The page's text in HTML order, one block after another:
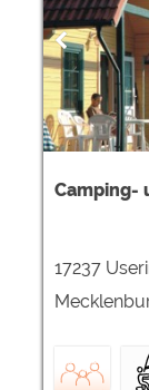
Camping-
17237